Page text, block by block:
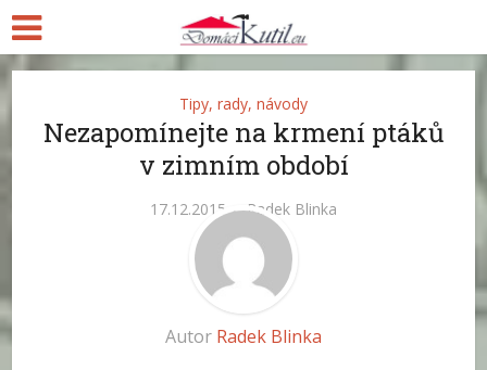
Tipy, rady, návody
Nezapomínejte na krmení ptáků
v zimním období
17.12.2015 Radek Blinka
Autor Radek Blinka